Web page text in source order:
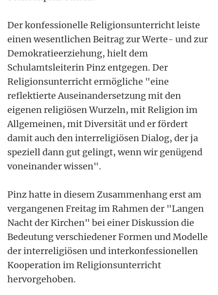
Der konfessionelle Religionsunterricht leiste
einen wesentlichen Beitrag zur Werte- und zur
Demokratieerziehung, hielt dem
Schulamtsleiterin Pinz entgegen. Der
Religionsunterricht ermögliche "eine
reflektierte Auseinandersetzung mit den
eigenen religiösen Wurzeln, mit Religion im
Allgemeinen, mit Diversität und er fördert
damit auch den interreligiösen Dialog, der ja
speziell dann gut gelingt, wenn wir genügend
voneinander wissen".
Pinz hatte in diesem Zusammenhang erst am
vergangenen Freitag im Rahmen der "Langen
Nacht der Kirchen" bei einer Diskussion die
Bedeutung verschiedener Formen und Modelle
der interreligiösen und interkonfessionellen
Kooperation im Religionsunterricht
hervorgehoben.